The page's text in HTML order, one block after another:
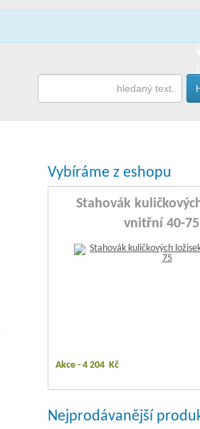
Vybíráme z eshopu
Stahovák
vnitřní 40-75
Akce -4 204 Kč
Nejprodávanější